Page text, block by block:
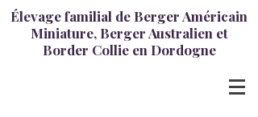
Élevage familial de Berger Américain
Miniature, Berger Australien et
Border Collie en Dordogne